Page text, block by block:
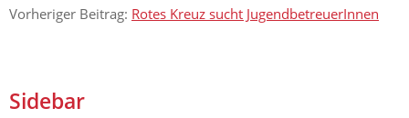
Vorheriger Beitrag: Rotes Kreuz sucht JugendbetreuerInnen
Sidebar